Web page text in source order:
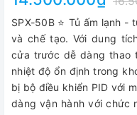
SPX-50B ⭐ Tủ ấm lạnh
và chế tạo. Với dung
cửa trước dễ dàng thao
nhiệt độ ổn định trong
bị bộ điều khiển PID với
dàng vận hành với chức